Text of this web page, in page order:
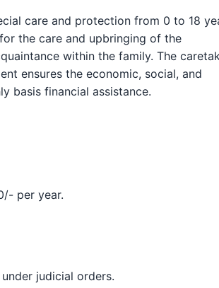
care and protection from 0 to 18
the care and upbringing of the
within the family. The
ensures the economic, social, and
basis financial assistance.
per year.
judicial orders.